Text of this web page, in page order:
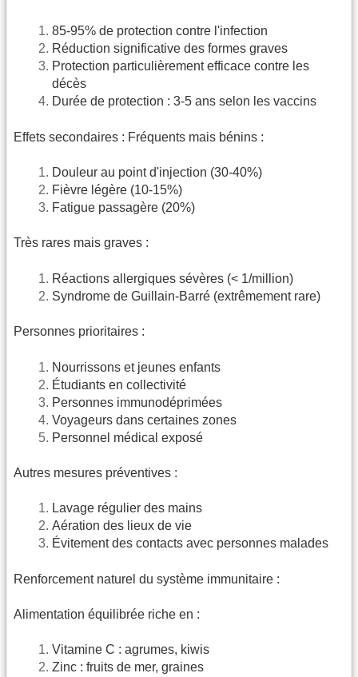
85-95% de protection contre l'infection
Réduction significative des formes graves
Protection particulièrement efficace contre les
décès
Durée de protection : 3-5 ans selon les vaccins
Effets secondaires : Fréquents mais bénins :
Douleur au point d'injection (30-40%)
Fièvre légère (10-15%)
Fatigue passagère (20%)
Très rares mais graves :
Réactions allergiques sévères (< 1/million)
Syndrome de Guillain-Barré (extrêmement rare)
Personnes prioritaires :
Nourrissons et jeunes enfants
Étudiants en collectivité
Personnes immunodéprimées
Voyageurs dans certaines zones
Personnel médical exposé
Autres mesures préventives :
Lavage régulier des mains
Aération des lieux de vie
Évitement des contacts avec personnes malades
Renforcement naturel du système immunitaire :
Alimentation équilibrée riche en :
Vitamine C : agrumes, kiwis
Zinc : fruits de mer, graines